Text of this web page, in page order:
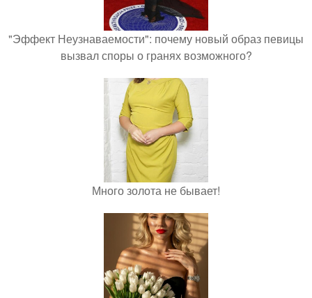
"Эффект Неузнаваемости": почему новый образ певицы
вызвал споры о гранях возможного?
Много золота не бывает!